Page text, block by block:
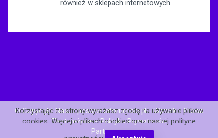
również w sklepach internetowych.
© Copyright Nasze.postawnaforum.biz.pl - Wszelkie Prawa
Zastrzeżone -Polityka Prywatności
Partnerzy: .
Korzystając ze strony wyrażasz zgodę na używanie plików
cookies. Więcej o plikach cookies oraz naszej polityce